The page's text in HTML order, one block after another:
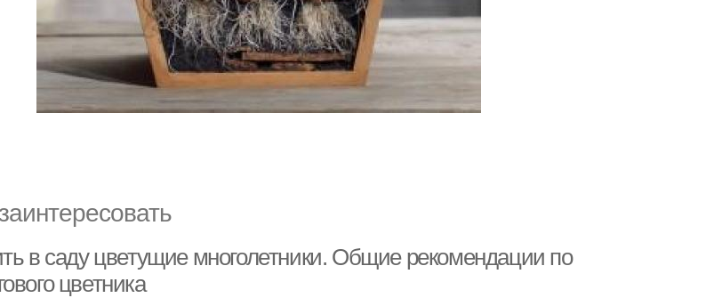
в саду цветущие многолетники. Общие рекомендации по
цветника